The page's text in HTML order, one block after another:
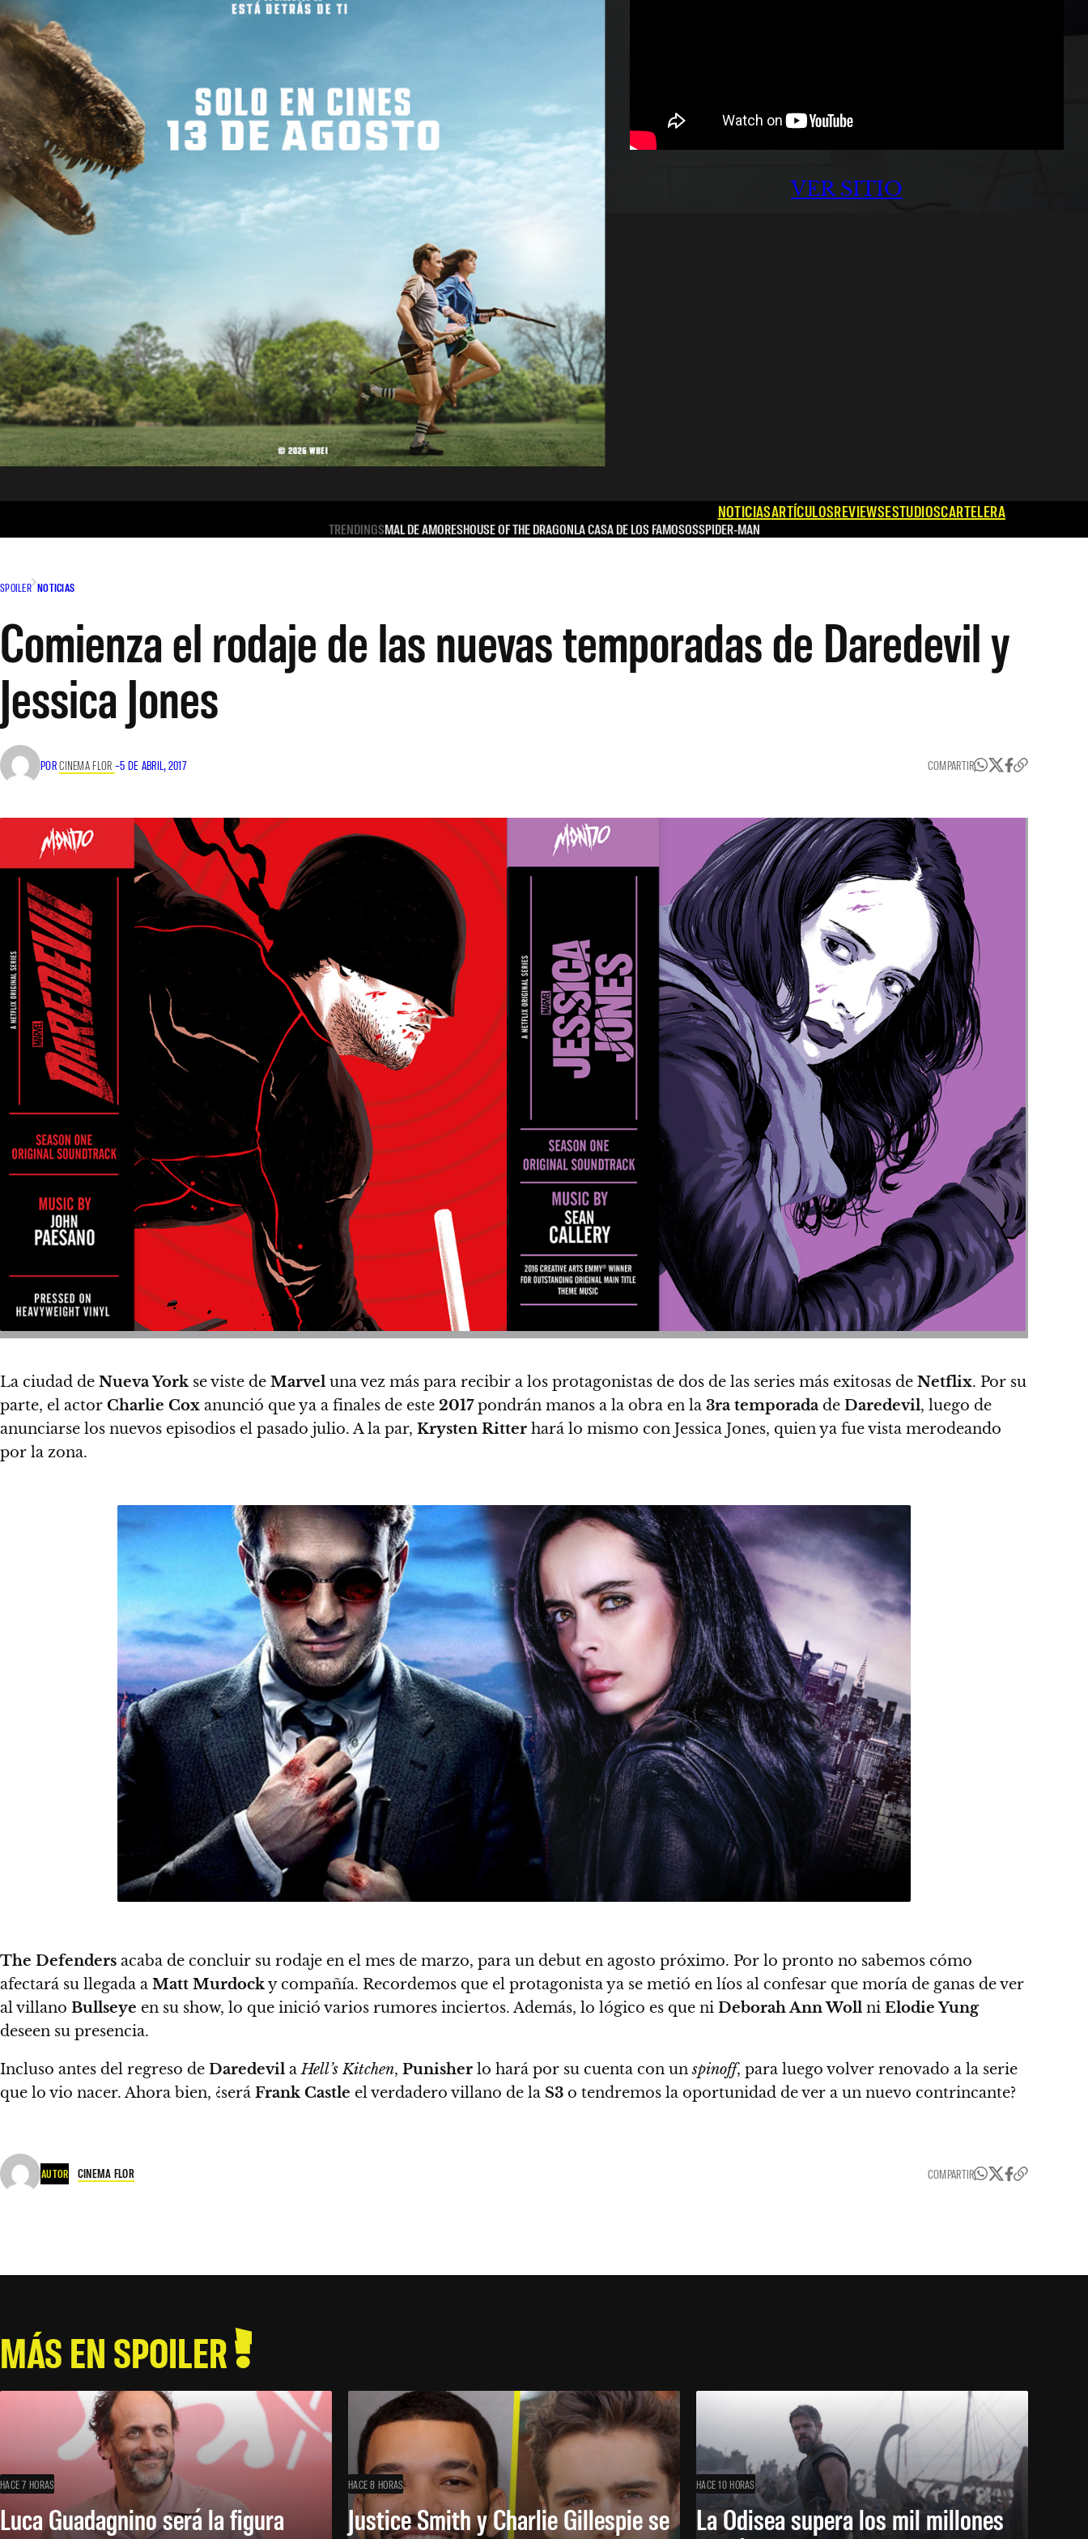
VER SITIO
NOTICIASARTÍCULOSREVIEWSESTUDIOSCARTELERA
TRENDINGSMAL DE AMORESHOUSE OF THE DRAGONLA CASA DE LOS FAMOSOSSPIDER-MAN
SPOILER NOTICIAS
Comienza el rodaje de las nuevas temporadas de Daredevil y
Jessica Jones
PORCINEMA FLOR –5 DE ABRIL, 2017 COMPARTIR
La ciudad de Nueva York se viste de Marvel una vez más para recibir a los protagonistas de dos de las series más exitosas de Netflix. Por su
parte, el actor Charlie Cox anunció que ya a finales de este 2017pondrán manos a la obra en la 3ra temporada de Daredevil, luego de
anunciarse los nuevos episodios el pasado julio. A la par, Krysten Ritter hará lo mismo con Jessica Jones, quien ya fue vista merodeando
por la zona.
The Defenders acaba de concluir su rodaje en el mes de marzo, para un debut en agosto próximo. Por lo pronto no sabemos cómo
afectará su llegada a Matt Murdocky compañía. Recordemos que el protagonista ya se metió en líos al confesar que moría de ganas de ver
al villano Bullseye en su show, lo que inició varios rumores inciertos. Además, lo lógico es que ni Deborah Ann Woll ni Elodie Yung
deseen su presencia.
Incluso antes del regreso de Daredevil aHell’s Kitchen, Punisher lo hará por su cuenta con unspinoff, para luego volver renovado a la serie
que lo vio nacer. Ahora bien, ¿será Frank Castle el verdadero villano de la S3 o tendremos la oportunidad de ver a un nuevo contrincante?
AUTOR CINEMA FLOR COMPARTIR
MÁS EN SPOILER
HACE 7 HORAS
Luca Guadagnino será la figura
HACE 8 HORAS
Justice Smith y Charlie Gillespie se
HACE 10 HORAS
La Odisea supera los mil millones